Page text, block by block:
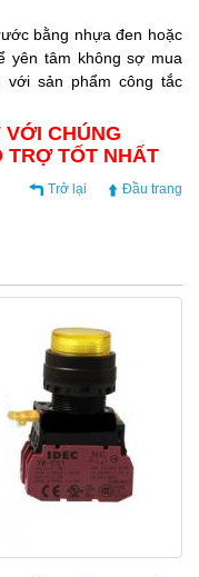
bằng nhựa đen hoặc
yên tâm không sợ mua
với sản phẩm công tắc
VỚI CHÚNG
TỐT NHẤT
Trở lại Đầu trang